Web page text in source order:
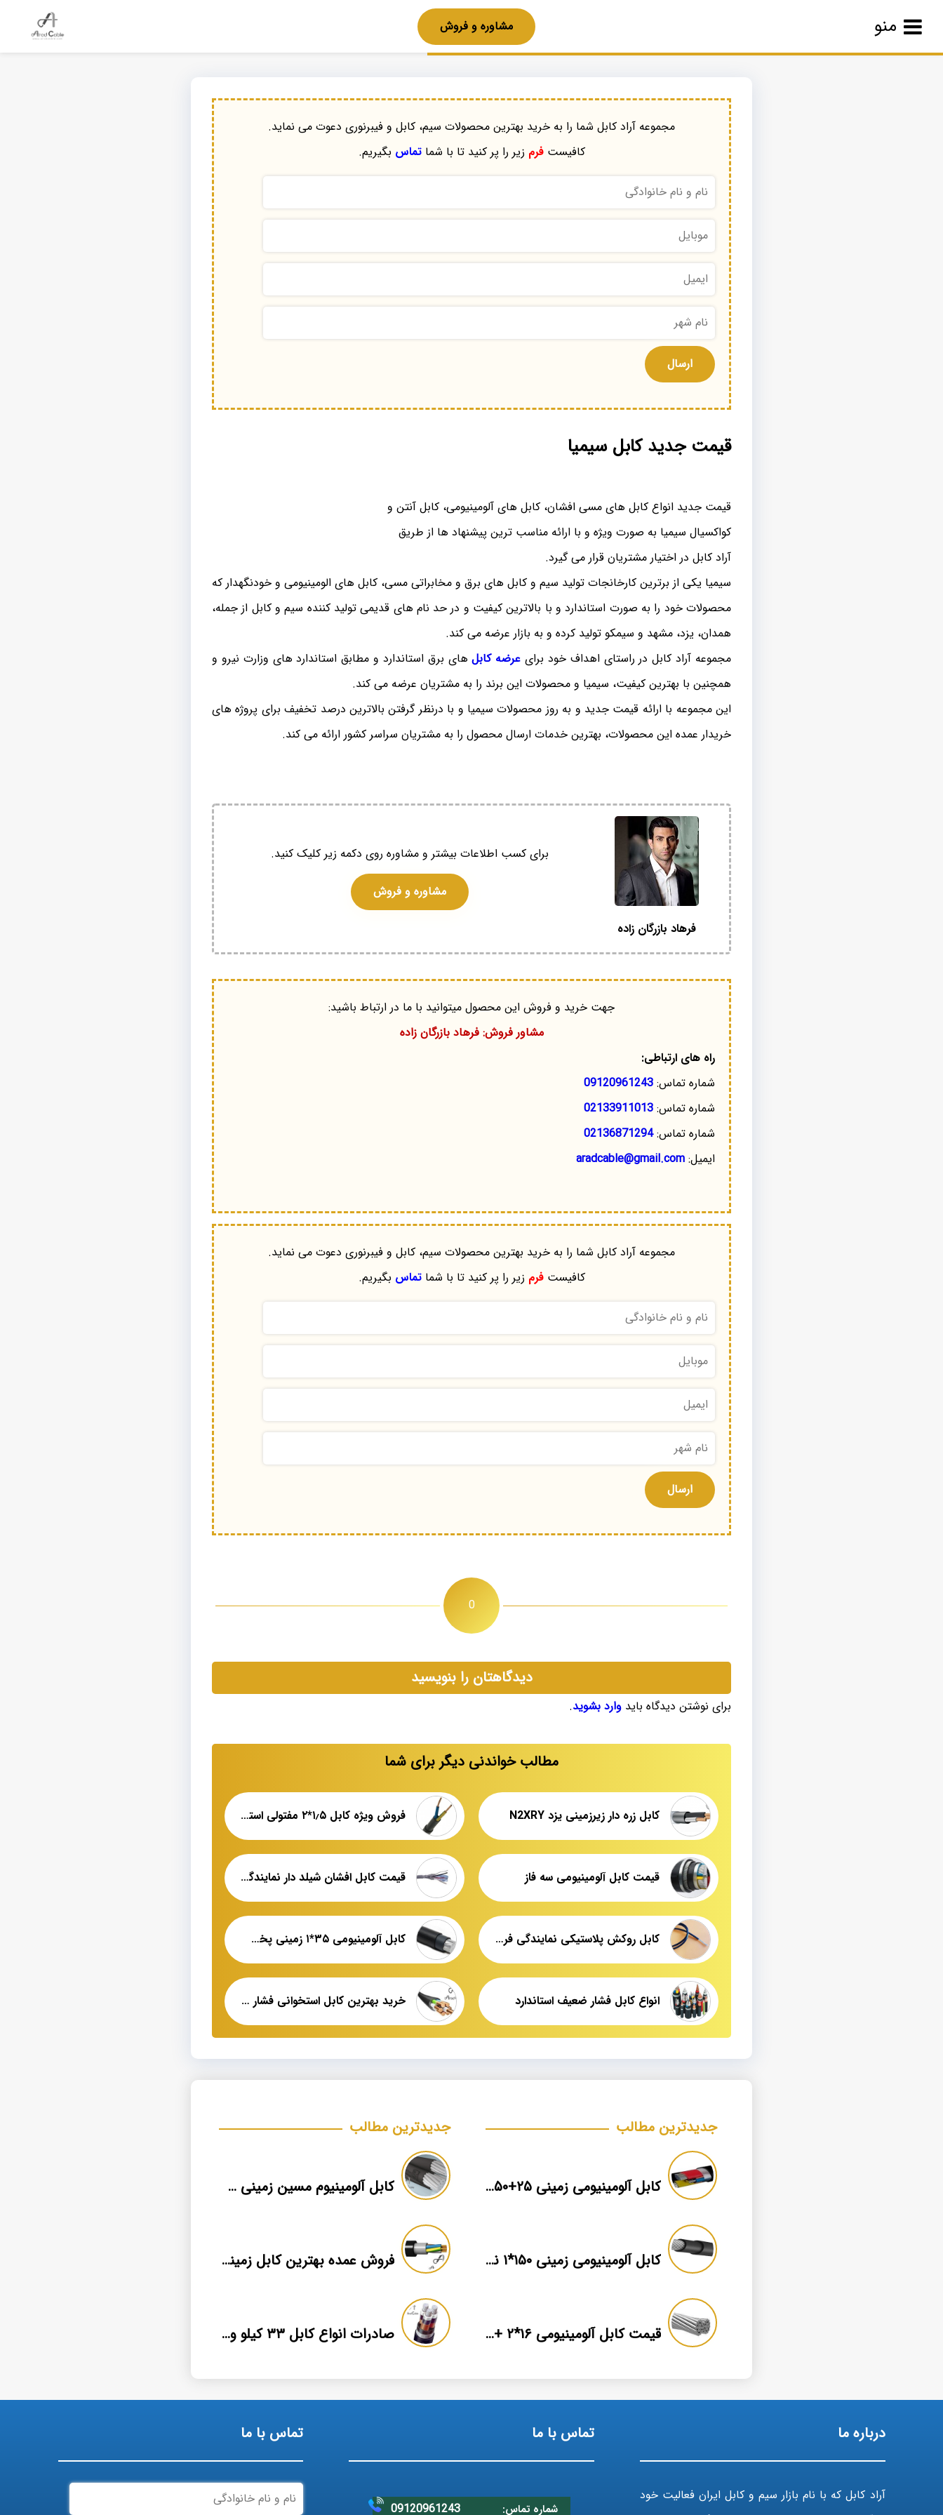
منو مشاوره و فروش
مجموعه آراد کابل شما را به خرید بهترین محصولات سیم، کابل و فیبرنوری دعوت می نماید.
کافیستفرم زیر را پر کنید تا با شماتماس بگیریم.
قیمت جدید کابل سیمیا
قیمت جدید انواع کابل های مسی افشان، کابل های آلومینیومی، کابل آنتن و
کواکسیال سیمیا به صورت ویژه و با ارائه مناسب ترین پیشنهاد ها از طریق
آراد کابل در اختیار مشتریان قرار می گیرد.
سیمیا یکی از برترین کارخانجات تولید سیم و کابل های برق و مخابراتی مسی، کابل های الومینیومی و خودنگهدار که
محصولات خود را به صورت استاندارد و با بالاترین کیفیت و در حد نام های قدیمی تولید کننده سیم و کابل از جمله،
همدان، یزد، مشهد و سیمکو تولید کرده و به بازار عرضه می کند.
مجموعه آراد کابل در راستای اهداف خود برای عرضه کابلهای برق استاندارد و مطابق استاندارد های وزارت نیرو و
همچنین با بهترین کیفیت، سیمیا و محصولات این برند را به مشتریان عرضه می کند.
این مجموعه با ارائه قیمت جدید و به روز محصولات سیمیا و با درنظر گرفتن بالاترین درصد تخفیف برای پروژه های
خریدار عمده این محصولات، بهترین خدمات ارسال محصول را به مشتریان سراسر کشور ارائه می کند.
فرهاد بازرگان زاده
برای کسب اطلاعات بیشتر و مشاوره روی دکمه زیر کلیک کنید.
مشاوره و فروش
جهت خرید و فروش این محصول میتوانید با ما در ارتباط باشید:
مشاور فروش: فرهاد بازرگان زاده
راه های ارتباطی:
شماره تماس: 09120961243
شماره تماس: 02133911013
شماره تماس:02136871294
ایمیل: aradcable@gmail.com
مجموعه آراد کابل شما را به خرید بهترین محصولات سیم، کابل و فیبرنوری دعوت می نماید.
کافیستفرم زیر را پر کنید تا با شماتماس بگیریم.
0
دیدگاهتان را بنویسید
برای نوشتن دیدگاه باید وارد بشوید.
مطالب خواندنی دیگر برای شما
کابل زره دار زیرزمینی یزد N2XRY فروش ویژه کابل ۱٫۵*۲ مفتولی استاندارد
قیمت کابل آلومینیومی سه فاز قیمت کابل افشان شیلد دار نمایندگی فروش
کابل روکش پلاستیکی نمایندگی فروش عمده کابل آلومینیومی ۳۵*۱ زمینی پخش عمده
انواع کابل فشار ضعیف استاندارد خرید بهترین کابل استخوانی فشار ضعیف
جدیدترین مطالب
کابل آلومینیومی زمینی ۲۵+۵۰*۳ برند ماهان
کابل آلومینیومی زمینی ۱۵۰*۱ نمایندگی فروش
قیمت کابل آلومینیومی ۱۶*۲ + بهترین برند بازار + اطلاعات فنی
جدیدترین مطالب
کابل آلومینیوم مسین زمینی خودنگهدار
فروش عمده بهترین کابل زمینی nyy
صادرات انواع کابل ۳۳ کیلو ولت آلومینیومی
درباره ما
آراد کابل که با نام بازار سیم و کابل ایران فعالیت خود
تماس با ما
شماره تماس: 09120961243
تماس با ما